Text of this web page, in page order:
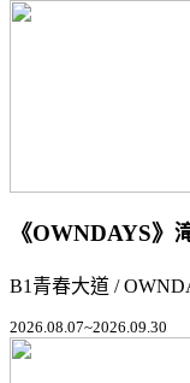
《OWNDAYS》
B1青春大道 /
2026.08.07~2026.09.30